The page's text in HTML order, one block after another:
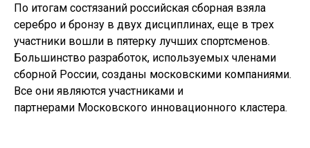
По итогам состязаний российская сборная взяла
серебро и бронзу в двух дисциплинах, еще в трех
участники вошли в пятерку лучших спортсменов.
Большинство разработок, используемых членами
сборной России, созданы московскими компаниями.
Все они являются участниками и
партнерами Московского инновационного кластера.